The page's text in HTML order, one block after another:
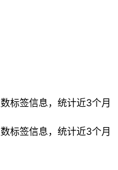
标签信息，统计近3个月
标签信息，统计近3个月